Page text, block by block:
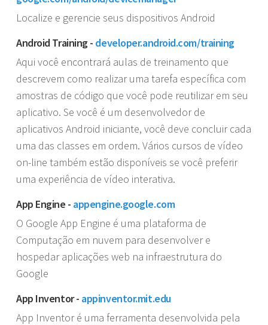
Localize e gerencie seus dispositivos Android
Android Training - developer.android.com/training
Aqui você encontrará aulas de treinamento que
descrevem como realizar uma tarefa específica com
amostras de código que você pode reutilizar em seu
aplicativo. Se você é um desenvolvedor de
aplicativos Android iniciante, você deve concluir cada
uma das classes em ordem. Vários cursos de vídeo
on-line também estão disponíveis se você preferir
uma experiência de vídeo interativa.
App Engine - appengine.google.com
O Google App Engine é uma plataforma de
Computação em nuvem para desenvolver e
hospedar aplicações web na infraestrutura do
Google
App Inventor - appinventor.mit.edu
App Inventor é uma ferramenta desenvolvida pela